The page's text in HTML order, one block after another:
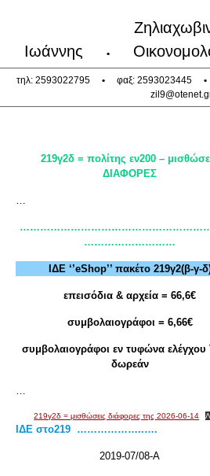
Ιωάννης
•
τηλ: 2593022795 • φαξ: 2593023445 •
219γ2δ = πολίτης εν200 –
ΔΙΑΦΟΡΕΣ
…
………………………
ΙΔΕ ‘’eShop’’ πακέτο 219γ2(β-γ-
επεισόδια & αρχεία = 66,6€
συμβολαιογράφοι = 6,66€
συμβολαιογράφοι εν τυφώνα ελέγχου
δωρεάν
…
219γ2δ = μισθώσεις διάφορες της 2026-06-14
ΙΔΕ στο219 ………………..….
2019-07/08-Α